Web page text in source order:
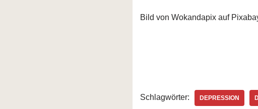
Bild von Wokandapix auf
Schlagwörter: DEPRESSION